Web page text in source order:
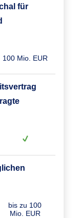
für
100 Mio. EUR
bis zu 100
Mio. EUR